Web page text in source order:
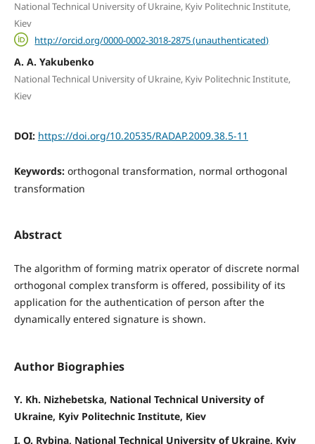
National Technical University of Ukraine, Kyiv Politechnic Institute,
Kiev
http://orcid.org/0000-0002-3018-2875 (unauthenticated)
A. A. Yakubenko
National Technical University of Ukraine, Kyiv Politechnic Institute,
Kiev
DOI: https://doi.org/10.20535/RADAP.2009.38.5-11
Keywords: orthogonal transformation, normal orthogonal
transformation
Abstract
The algorithm of forming matrix operator of discrete normal
orthogonal complex transform is offered, possibility of its
application for the authentication of person after the
dynamically entered signature is shown.
Author Biographies
Y. Kh. Nizhebetska, National Technical University of
Ukraine, Kyiv Politechnic Institute, Kiev
I. O. Rybina, National Technical University of Ukraine, Kyiv